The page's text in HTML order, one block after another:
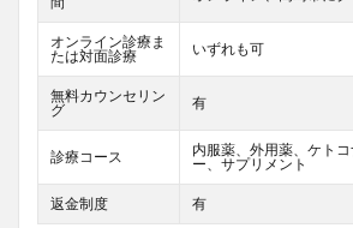
オンライン診療ま
たは対面診療
いずれも可
無料カウンセリン
グ
有
診療コース
内服薬、外用薬、ケト
ー、サプリメント
返金制度 有